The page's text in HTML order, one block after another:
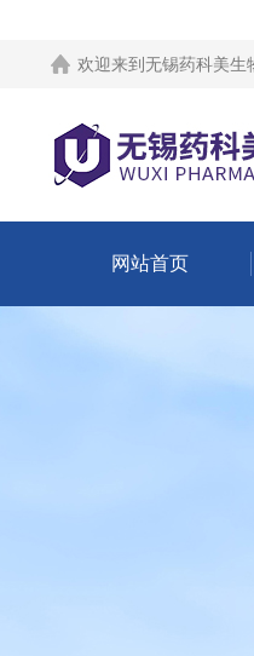
欢迎来到 无锡药科美生
网站首页